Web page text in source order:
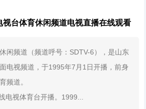
视台体育休闲频道电视直播在线观看
闲频道（频道呼号：SDTV-6），是山东
电视频道，于1995年7月1日开播，前身
频道。
电视体育台开播。1999...